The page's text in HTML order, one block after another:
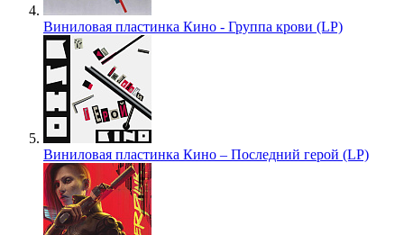
Виниловая пластинка Кино - Группа крови (LP)
Виниловая пластинка Кино – Последний герой (LP)